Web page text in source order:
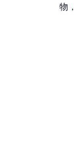
物，